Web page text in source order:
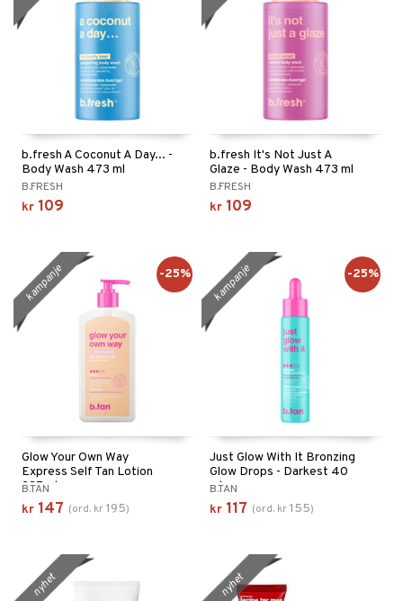
b.fresh A Coconut A Day... -
Body Wash 473 ml
B.FRESH
kr 109
b.fresh It's Not Just A
Glaze - Body Wash 473 ml
B.FRESH
kr 109
Glow Your Own Way
Express Self Tan Lotion
237 ml
B.TAN
kr 147 (ord. kr 195)
kampanje -25%
Just Glow With It Bronzing
Glow Drops - Darkest 40
ml
B.TAN
kr 117 (ord. kr 155)
kampanje -25%
nyhet nyhet